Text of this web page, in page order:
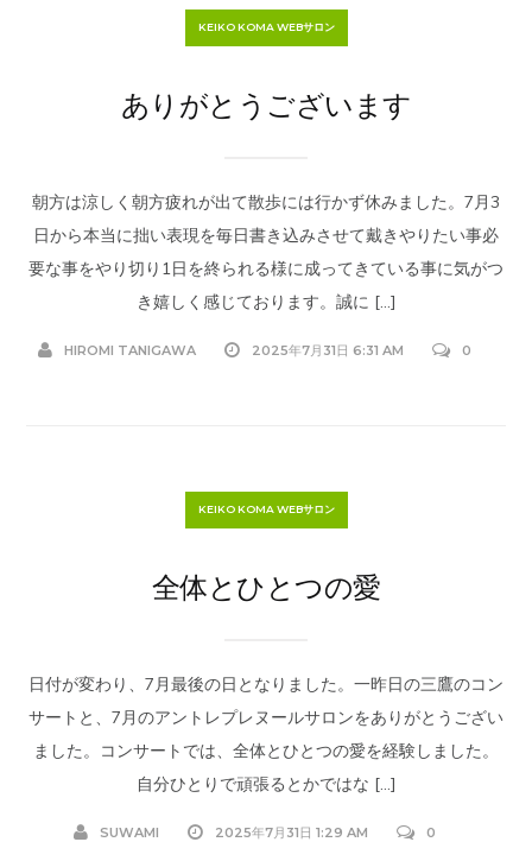
KEIKO KOMA WEBサロン
ありがとうございます
朝方は涼しく朝方疲れが出て散歩には行かず休みました。7月3
日から本当に拙い表現を毎日書き込みさせて戴きやりたい事必
要な事をやり切り1日を終られる様に成ってきている事に気がつ
き嬉しく感じております。誠に […]
HIROMI TANIGAWA 2025年7月31日 6:31 AM 0
KEIKO KOMA WEBサロン
全体とひとつの愛
日付が変わり、7月最後の日となりました。一昨日の三鷹のコン
サートと、7月のアントレプレヌールサロンをありがとうござい
ました。コンサートでは、全体とひとつの愛を経験しました。
自分ひとりで頑張るとかではな […]
SUWAMI 2025年7月31日 1:29 AM 0